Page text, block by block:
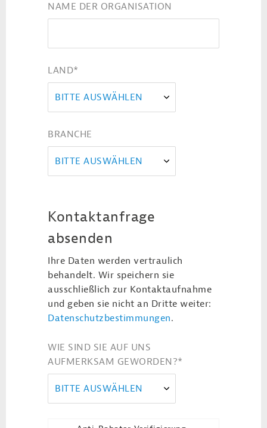
NAME DER ORGANISATION
LAND*
BITTE AUSWÄHLEN
BRANCHE
BITTE AUSWÄHLEN
Kontaktanfrage
absenden
Ihre Daten werden vertraulich
behandelt. Wir speichern sie
ausschließlich zur Kontaktaufnahme
und geben sie nicht an Dritte weiter:
Datenschutzbestimmungen.
WIE SIND SIE AUF UNS
AUFMERKSAM GEWORDEN?*
BITTE AUSWÄHLEN